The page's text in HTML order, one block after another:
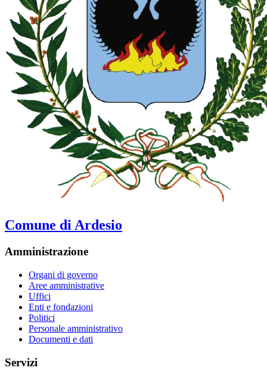
Comune di Ardesio
Amministrazione
Organi di governo
Aree amministrative
Uffici
Enti e fondazioni
Politici
Personale amministrativo
Documenti e dati
Servizi